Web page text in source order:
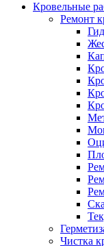
Кровельные
Ремонт
Чистка